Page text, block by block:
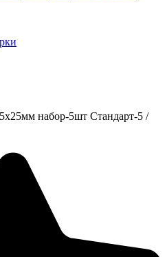
набор-5шт Стандарт-5 /